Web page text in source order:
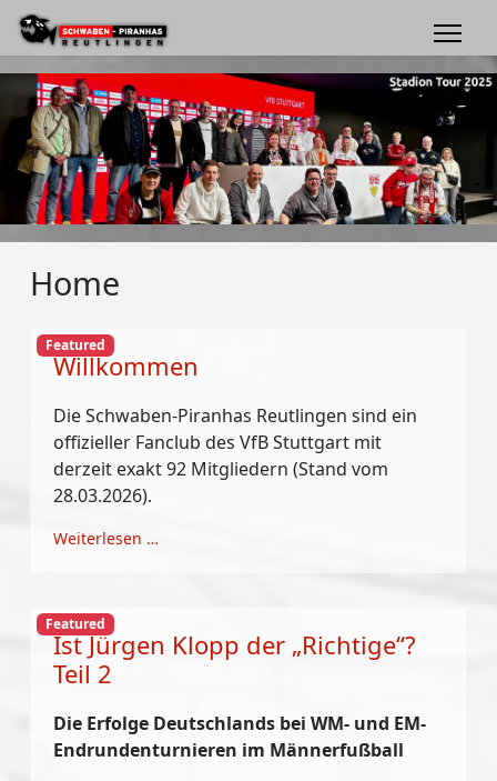
Home
Featured
Willkommen
Die Schwaben-Piranhas Reutlingen sind ein
offizieller Fanclub des VfB Stuttgart mit
derzeit exakt 92 Mitgliedern (Stand vom
28.03.2026).
Weiterlesen …
Featured
Ist Jürgen Klopp der „Richtige“?
Teil 2
Die Erfolge Deutschlands bei WM- und EM-
Endrundenturnieren im Männerfußball